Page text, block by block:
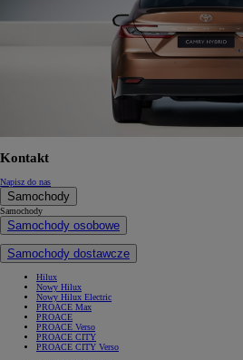
Kontakt
Napisz do nas
Samochody
Samochody
Samochody osobowe
Samochody dostawcze
Hilux
Nowy Hilux
Nowy Hilux Electric
PROACE Max
PROACE
PROACE Verso
PROACE CITY
PROACE CITY Verso